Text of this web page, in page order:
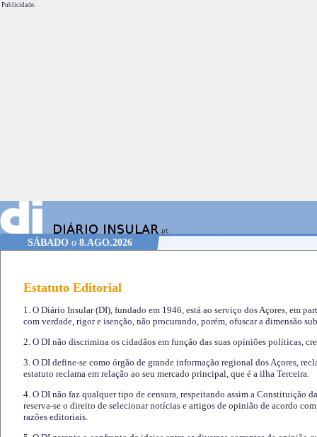
Publicidade.
SÁBADOo 8.AGO.2026
Estatuto Editorial
1. O Diário Insular (DI), fundado em 1946, está ao serviço dos Açores, em
com verdade, rigor e isenção, não procurando, porém, ofuscar a dimensão
2. O DI não discrimina os cidadãos em função das suas opiniões políticas,
3. O DI define-se como órgão de grande informação regional dos Açores,
estatuto reclama em relação ao seu mercado principal, que é a ilha Terceira.
4. O DI não faz qualquer tipo de censura, respeitando assim a Constituição
reserva-se o direito de selecionar notícias e artigos de opinião de acordo
razões editoriais.